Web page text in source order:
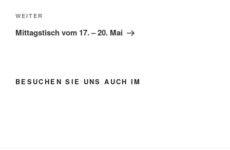
Nächster
Beitrag
WEITER
Mittagstisch vom 17. – 20. Mai
BESUCHEN SIE UNS AUCH IM